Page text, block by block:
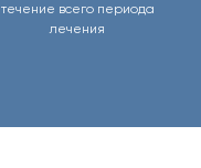
течение всего периода
лечения